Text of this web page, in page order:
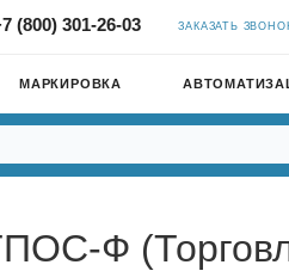
(800) 301-26-03 ЗАКАЗАТЬ
МАРКИРОВКА
Ф